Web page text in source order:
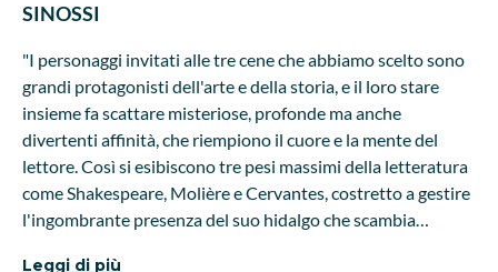
SINOSSI
"I personaggi invitati alle tre cene che abbiamo scelto sono
grandi protagonisti dell'arte e della storia, e il loro stare
insieme fa scattare misteriose, profonde ma anche
divertenti affinità, che riempiono il cuore e la mente del
lettore. Così si esibiscono tre pesi massimi della letteratura
come Shakespeare, Molière e Cervantes, costretto a gestire
l'ingombrante presenza del suo hidalgo che scambia
Leggi di più